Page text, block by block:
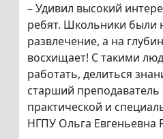
– Удивил высокий
ребят. Школьники были
развлечение, а на
восхищает! С такими
работать, делиться
старший
практической и
НГПУ Ольга Евгеньевна